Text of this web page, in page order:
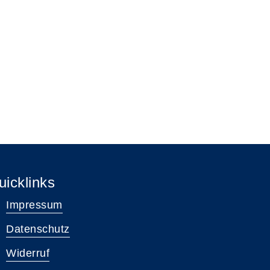
Impressum
Datenschutz
Widerruf